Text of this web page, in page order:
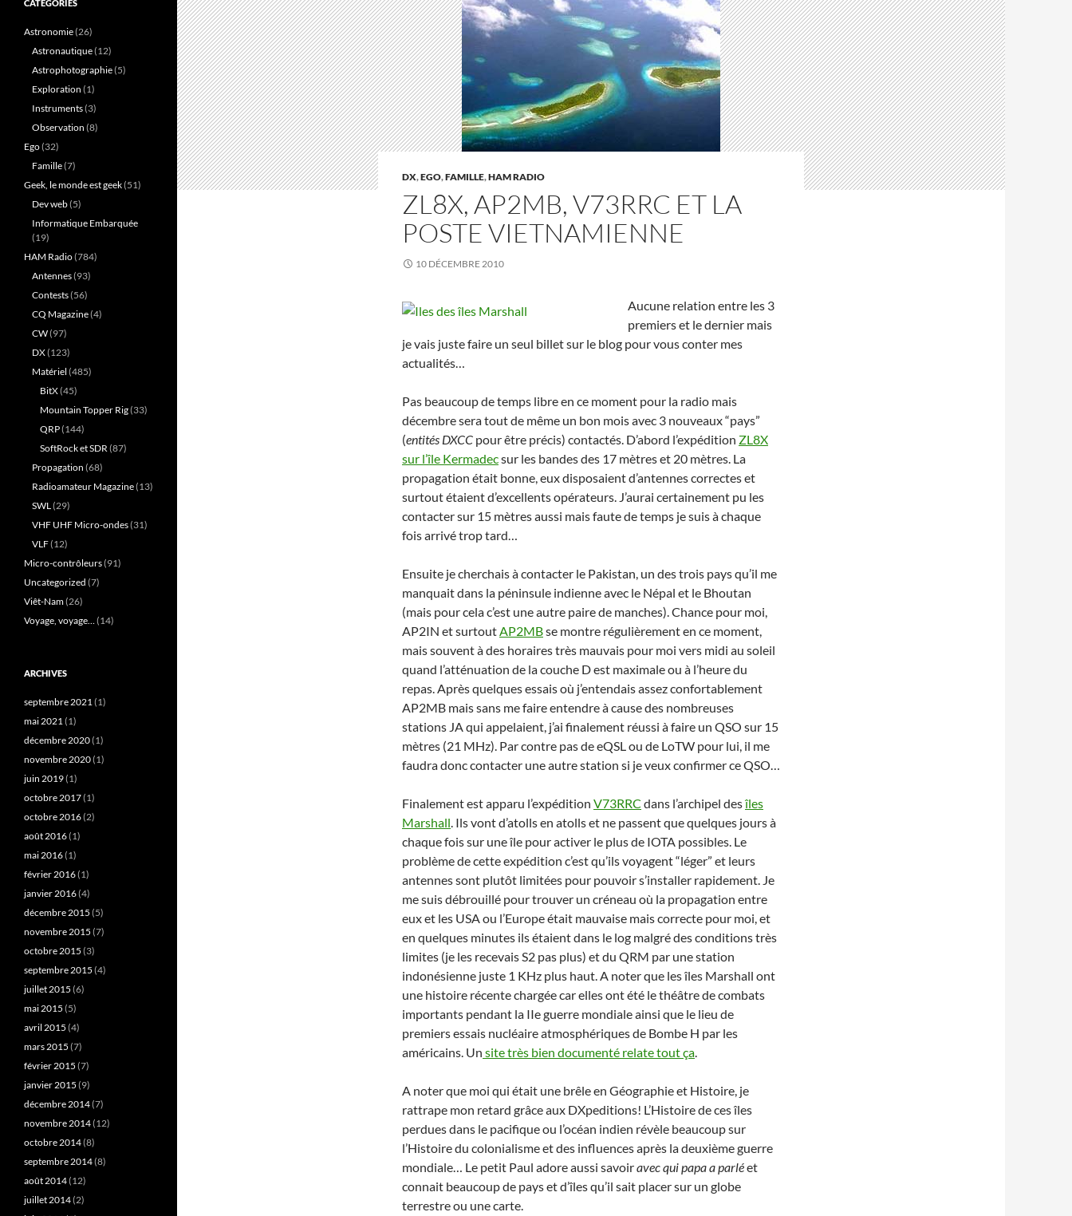
DX,EGO,FAMILLE,HAM RADIO
ZL8X, AP2MB, V73RRC ET LA
POSTE VIETNAMIENNE
10 DÉCEMBRE 2010
Aucune relation entre les 3
premiers et le dernier mais
je vais juste faire un seul billet sur le blog pour vous conter mes
actualités…
Pas beaucoup de temps libre en ce moment pour la radio mais
décembre sera tout de même un bon mois avec 3 nouveaux “pays”
(entités DXCC pour être précis) contactés. D’abord l’expédition ZL8X
sur l’île Kermadecsur les bandes des 17 mètres et 20 mètres. La
propagation était bonne, eux disposaient d’antennes correctes et
surtout étaient d’excellents opérateurs. J’aurai certainement pu les
contacter sur 15 mètres aussi mais faute de temps je suis à chaque
fois arrivé trop tard…
Ensuite je cherchais à contacter le Pakistan, un des trois pays qu’il me
manquait dans la péninsule indienne avec le Népal et le Bhoutan
(mais pour cela c’est une autre paire de manches). Chance pour moi,
AP2IN et surtoutAP2MBse montre régulièrement en ce moment,
mais souvent à des horaires très mauvais pour moi vers midi au soleil
quand l’atténuation de la couche D est maximale ou à l’heure du
repas. Après quelques essais où j’entendais assez confortablement
AP2MB mais sans me faire entendre à cause des nombreuses
stations JA qui appelaient, j’ai finalement réussi à faire un QSO sur 15
mètres (21 MHz). Par contre pas de eQSL ou de LoTW pour lui, il me
faudra donc contacter une autre station si je veux confirmer ce QSO…
Finalement est apparu l’expédition V73RRC dans l’archipel desîles
Marshall. Ils vont d’atolls en atolls et ne passent que quelques jours à
chaque fois sur une île pour activer le plus de IOTA possibles. Le
problème de cette expédition c’est qu’ils voyagent “léger” et leurs
antennes sont plutôt limitées pour pouvoir s’installer rapidement. Je
me suis débrouillé pour trouver un créneau où la propagation entre
eux et les USA ou l’Europe était mauvaise mais correcte pour moi, et
en quelques minutes ils étaient dans le log malgré des conditions très
limites (je les recevais S2 pas plus) et du QRM par une station
indonésienne juste 1 KHz plus haut. A noter que les îles Marshall ont
une histoire récente chargée car elles ont été le théâtre de combats
importants pendant la IIe guerre mondiale ainsi que le lieu de
premiers essais nucléaire atmosphériques de Bombe H par les
américains. Un site très bien documenté relate tout ça.
A noter que moi qui était une brêle en Géographie et Histoire, je
rattrape mon retard grâce aux DXpeditions! L’Histoire de ces îles
perdues dans le pacifique ou l’océan indien révèle beaucoup sur
l’Histoire du colonialisme et des influences après la deuxième guerre
mondiale… Le petit Paul adore aussi savoiravec qui papa a parléet
connait beaucoup de pays et d’îles qu’il sait placer sur un globe
terrestre ou une carte.
CATÉGORIES
Astronomie(26)
Astronautique(12)
Astrophotographie(5)
Exploration (1)
Instruments(3)
Observation (8)
Ego(32)
Famille(7)
Geek, le monde est geek(51)
Dev web(5)
Informatique Embarquée
(19)
HAM Radio(784)
Antennes(93)
Contests(56)
CQ Magazine(4)
CW(97)
DX(123)
Matériel (485)
BitX(45)
Mountain Topper Rig(33)
QRP(144)
SoftRock et SDR(87)
Propagation (68)
Radioamateur Magazine(13)
SWL(29)
VHF UHF Micro-ondes(31)
VLF(12)
Micro-contrôleurs(91)
Uncategorized (7)
Viêt-Nam(26)
Voyage, voyage…(14)
ARCHIVES
septembre 2021(1)
mai 2021(1)
décembre 2020(1)
novembre 2020(1)
juin 2019(1)
octobre 2017(1)
octobre 2016(2)
août 2016(1)
mai 2016(1)
février 2016(1)
janvier 2016(4)
décembre 2015 (5)
novembre 2015 (7)
octobre 2015 (3)
septembre 2015 (4)
juillet 2015 (6)
mai 2015 (5)
avril 2015 (4)
mars 2015 (7)
février 2015 (7)
janvier 2015 (9)
décembre 2014(7)
novembre 2014(12)
octobre 2014(8)
septembre 2014(8)
août 2014(12)
juillet 2014(2)